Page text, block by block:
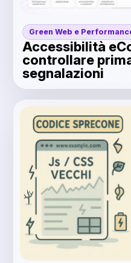
Green Web e
Accessibilità
controllare
segnalazioni